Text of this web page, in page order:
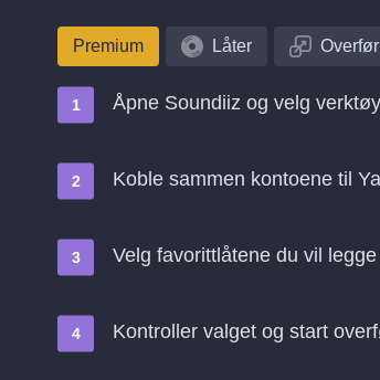
Premium Låter Overfør
Åpne Soundiiz og velg
Koble sammen kontoene til
Velg favorittlåtene du vil
Kontroller valget og start